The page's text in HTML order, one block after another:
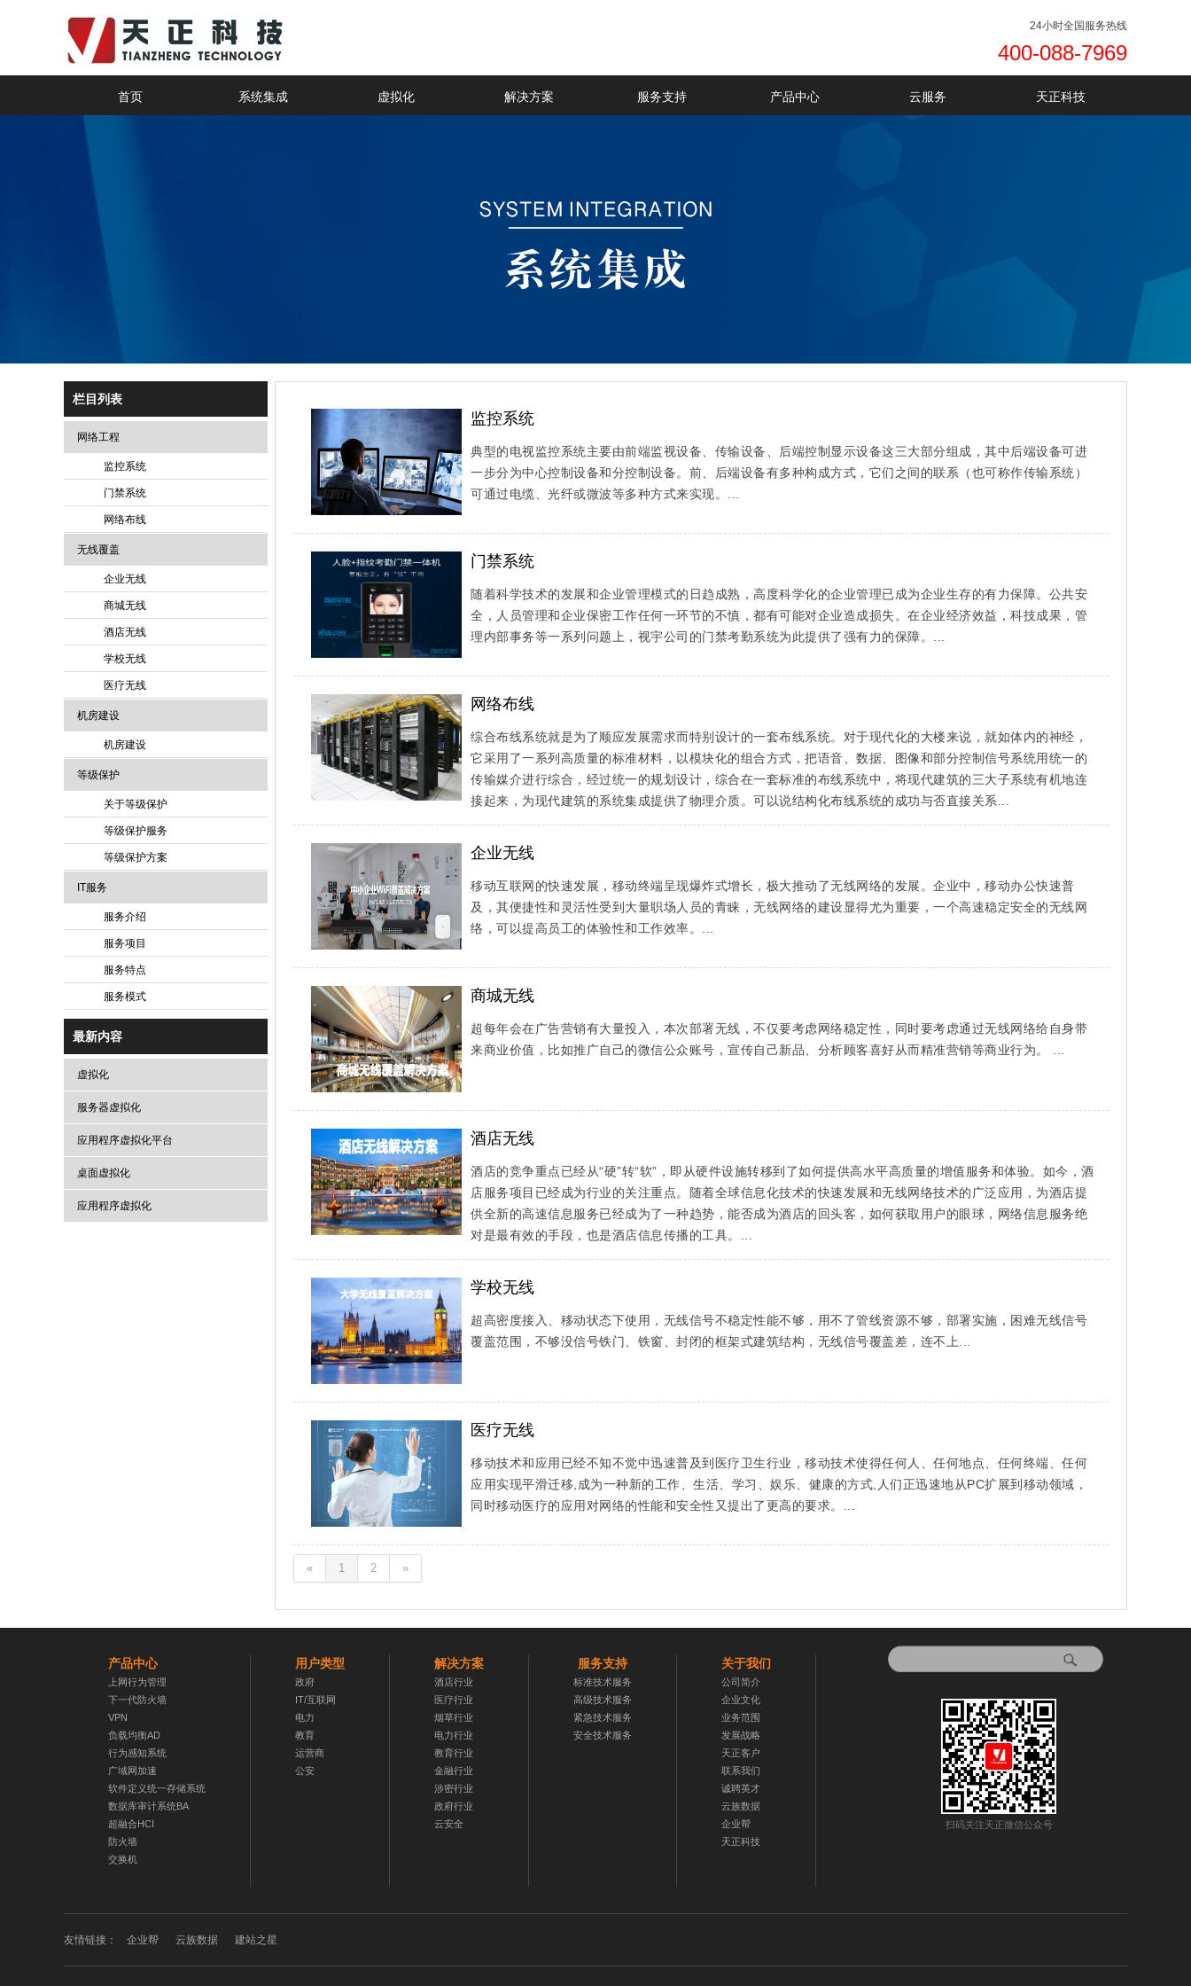
24小时全国服务热线
400-088-7969
首页 系统集成 虚拟化 解决方案 服务支持 产品中心 云服务 天正科技
栏目列表
网络工程
监控系统
门禁系统
网络布线
无线覆盖
企业无线
商城无线
酒店无线
学校无线
医疗无线
机房建设
机房建设
等级保护
关于等级保护
等级保护服务
等级保护方案
IT服务
服务介绍
服务项目
服务特点
服务模式
最新内容
虚拟化
服务器虚拟化
应用程序虚拟化平台
桌面虚拟化
应用程序虚拟化
监控系统
典型的电视监控系统主要由前端监视设备、传输设备、后端控制显示设备这三大部分组成，其中后端设备可进
一步分为中心控制设备和分控制设备。前、后端设备有多种构成方式，它们之间的联系（也可称作传输系统）
可通过电缆、光纤或微波等多种方式来实现。...
门禁系统
随着科学技术的发展和企业管理模式的日趋成熟，高度科学化的企业管理已成为企业生存的有力保障。公共安
全，人员管理和企业保密工作任何一环节的不慎，都有可能对企业造成损失。在企业经济效益，科技成果，管
理内部事务等一系列问题上，视宇公司的门禁考勤系统为此提供了强有力的保障。...
网络布线
综合布线系统就是为了顺应发展需求而特别设计的一套布线系统。对于现代化的大楼来说，就如体内的神经，
它采用了一系列高质量的标准材料，以模块化的组合方式，把语音、数据、图像和部分控制信号系统用统一的
传输媒介进行综合，经过统一的规划设计，综合在一套标准的布线系统中，将现代建筑的三大子系统有机地连
接起来，为现代建筑的系统集成提供了物理介质。可以说结构化布线系统的成功与否直接关系...
企业无线
移动互联网的快速发展，移动终端呈现爆炸式增长，极大推动了无线网络的发展。企业中，移动办公快速普
及，其便捷性和灵活性受到大量职场人员的青睐，无线网络的建设显得尤为重要，一个高速稳定安全的无线网
络，可以提高员工的体验性和工作效率。...
商城无线
超每年会在广告营销有大量投入，本次部署无线，不仅要考虑网络稳定性，同时要考虑通过无线网络给自身带
来商业价值，比如推广自己的微信公众账号，宣传自己新品、分析顾客喜好从而精准营销等商业行为。 ...
酒店无线
酒店的竞争重点已经从“硬”转“软”，即从硬件设施转移到了如何提供高水平高质量的增值服务和体验。如今，酒
店服务项目已经成为行业的关注重点。随着全球信息化技术的快速发展和无线网络技术的广泛应用，为酒店提
供全新的高速信息服务已经成为了一种趋势，能否成为酒店的回头客，如何获取用户的眼球，网络信息服务绝
对是最有效的手段，也是酒店信息传播的工具。...
学校无线
超高密度接入、移动状态下使用，无线信号不稳定性能不够，用不了管线资源不够，部署实施，困难无线信号
覆盖范围，不够没信号铁门、铁窗、封闭的框架式建筑结构，无线信号覆盖差，连不上...
医疗无线
移动技术和应用已经不知不觉中迅速普及到医疗卫生行业，移动技术使得任何人、任何地点、任何终端、任何
应用实现平滑迁移,成为一种新的工作、生活、学习、娱乐、健康的方式,人们正迅速地从PC扩展到移动领域，
同时移动医疗的应用对网络的性能和安全性又提出了更高的要求。...
« 1 2 »
产品中心
上网行为管理
下一代防火墙
VPN
负载均衡AD
行为感知系统
广域网加速
软件定义统一存储系统
数据库审计系统BA
超融合HCI
防火墙
交换机
用户类型
政府
IT/互联网
电力
教育
运营商
公安
解决方案
酒店行业
医疗行业
烟草行业
电力行业
教育行业
金融行业
涉密行业
政府行业
云安全
服务支持
标准技术服务
高级技术服务
紧急技术服务
安全技术服务
关于我们
公司简介
企业文化
业务范围
发展战略
天正客户
联系我们
诚聘英才
云族数据
企业帮
天正科技
扫码关注天正微信公众号
友情链接： 企业帮 云族数据 建站之星